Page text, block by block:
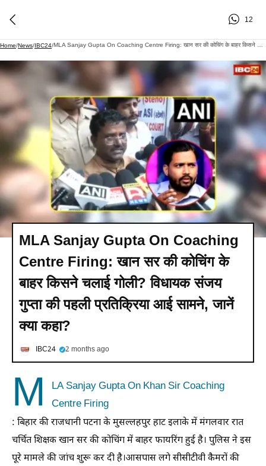
12
Home/News/IBC24/
MLA Sanjay Gupta On Coaching
Centre Firing: खान सर की कोचिंग के
बाहर किसने चलाई गोली? विधायक संजय
गुप्ता की पहली प्रतिक्रिया आई सामने, जानें
क्या कहा?
IBC24 2 months ago
M
LA Sanjay Gupta On Khan Sir Coaching
Centre Firing
: बिहार की राजधानी पटना के मुसल्लहपुर हाट इलाके में मंगलवार रात
चर्चित शिक्षक खान सर की कोचिंग में बाहर फायरिंग हुई है। पुलिस ने इस
पूरे मामले की जांच शुरू कर दी है।आसपास लगे सीसीटीवी कैमरों की